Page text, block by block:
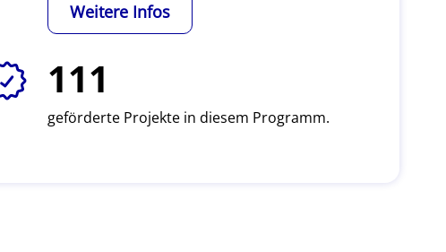
Weitere Infos
111
geförderte Projekte in diesem Programm.